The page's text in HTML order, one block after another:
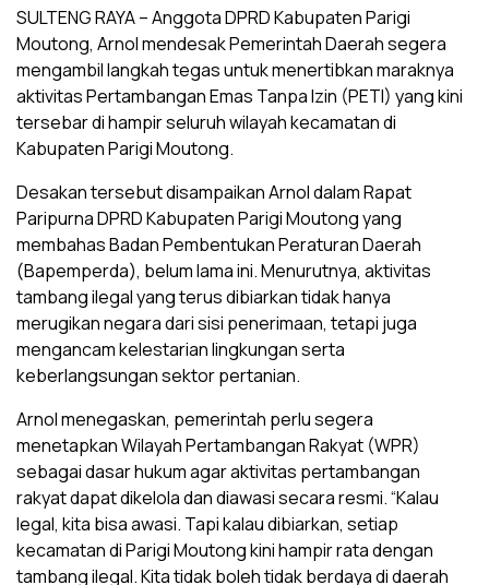
SULTENG RAYA – Anggota DPRD Kabupaten Parigi
Moutong, Arnol mendesak Pemerintah Daerah segera
mengambil langkah tegas untuk menertibkan maraknya
aktivitas Pertambangan Emas Tanpa Izin (PETI) yang kini
tersebar di hampir seluruh wilayah kecamatan di
Kabupaten Parigi Moutong.
Desakan tersebut disampaikan Arnol dalam Rapat
Paripurna DPRD Kabupaten Parigi Moutong yang
membahas Badan Pembentukan Peraturan Daerah
(Bapemperda), belum lama ini. Menurutnya, aktivitas
tambang ilegal yang terus dibiarkan tidak hanya
merugikan negara dari sisi penerimaan, tetapi juga
mengancam kelestarian lingkungan serta
keberlangsungan sektor pertanian.
Arnol menegaskan, pemerintah perlu segera
menetapkan Wilayah Pertambangan Rakyat (WPR)
sebagai dasar hukum agar aktivitas pertambangan
rakyat dapat dikelola dan diawasi secara resmi. “Kalau
legal, kita bisa awasi. Tapi kalau dibiarkan, setiap
kecamatan di Parigi Moutong kini hampir rata dengan
tambang ilegal. Kita tidak boleh tidak berdaya di daerah